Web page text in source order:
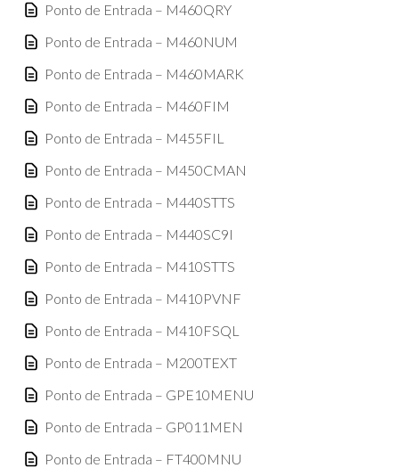
Ponto de Entrada – M460QRY
Ponto de Entrada – M460NUM
Ponto de Entrada – M460MARK
Ponto de Entrada – M460FIM
Ponto de Entrada – M455FIL
Ponto de Entrada – M450CMAN
Ponto de Entrada – M440STTS
Ponto de Entrada – M440SC9I
Ponto de Entrada – M410STTS
Ponto de Entrada – M410PVNF
Ponto de Entrada – M410FSQL
Ponto de Entrada – M200TEXT
Ponto de Entrada – GPE10MENU
Ponto de Entrada – GP011MEN
Ponto de Entrada – FT400MNU